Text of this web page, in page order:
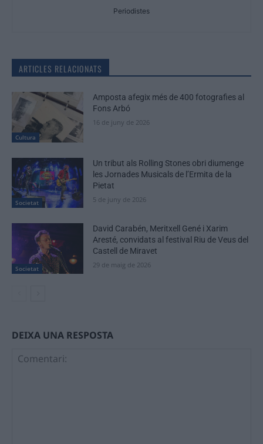
Periodistes
ARTICLES RELACIONATS
Cultura
Amposta afegix més de 400 fotografies al
Fons Arbó
16 de juny de 2026
Societat
Un tribut als Rolling Stones obri diumenge
les Jornades Musicals de l’Ermita de la
Pietat
5 de juny de 2026
Societat
David Carabén, Meritxell Gené i Xarim
Aresté, convidats al festival Riu de Veus del
Castell de Miravet
29 de maig de 2026
DEIXA UNA RESPOSTA